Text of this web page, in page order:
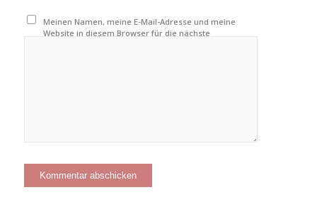
Meinen Namen, meine E-Mail-Adresse und meine
Website in diesem Browser für die nächste